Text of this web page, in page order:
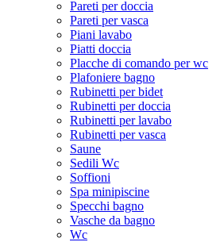
Pareti per doccia
Pareti per vasca
Piani lavabo
Piatti doccia
Placche di comando per wc
Plafoniere bagno
Rubinetti per bidet
Rubinetti per doccia
Rubinetti per lavabo
Rubinetti per vasca
Saune
Sedili Wc
Soffioni
Spa minipiscine
Specchi bagno
Vasche da bagno
Wc